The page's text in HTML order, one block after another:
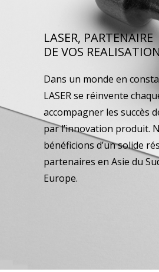
LASER, PARTENAIRE
DE VOS
Dans un monde en
LASER se réinvente
accompagner les succès
par l’innovation produit.
bénéficions d’un solide
partenaires en Asie du
Europe.